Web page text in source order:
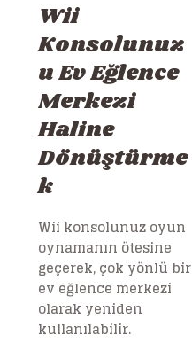
Wii
Konsolunuz
u Ev Eğlence
Merkezi
Haline
Dönüştürme
k
Wii konsolunuz oyun
oynamanın ötesine
geçerek, çok yönlü bir
ev eğlence merkezi
olarak yeniden
kullanılabilir.